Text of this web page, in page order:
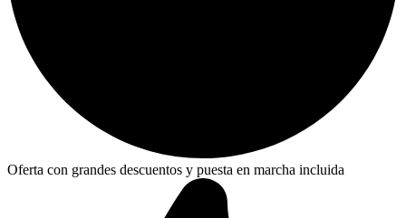
Oferta con grandes descuentos y puesta en marcha incluida